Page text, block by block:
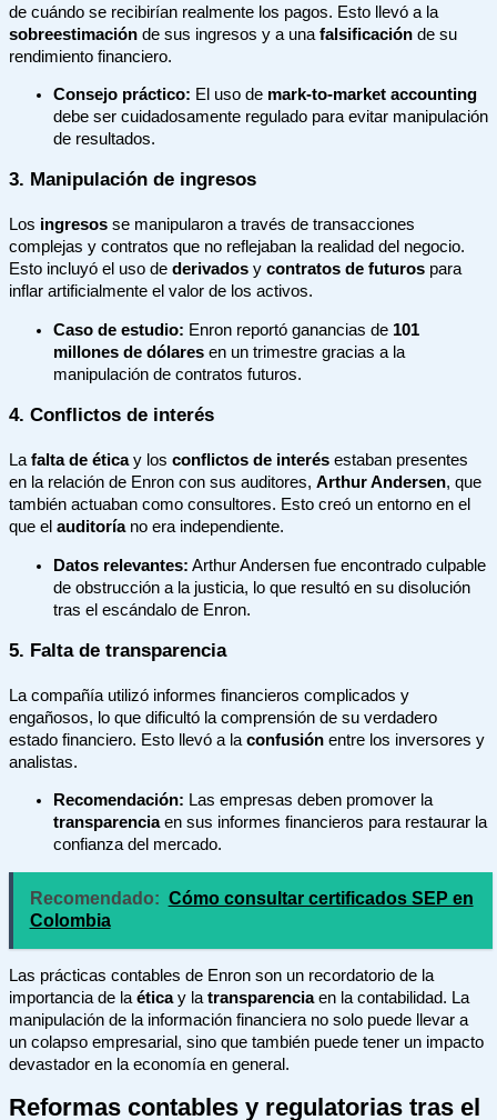
de cuándo se recibirían realmente los pagos. Esto llevó a la
sobreestimación de sus ingresos y a una falsificación de su
rendimiento financiero.
Consejo práctico: El uso de mark-to-market accounting
debe ser cuidadosamente regulado para evitar manipulación
de resultados.
3. Manipulación de ingresos
Los ingresos se manipularon a través de transacciones
complejas y contratos que no reflejaban la realidad del negocio.
Esto incluyó el uso de derivados y contratos de futuros para
inflar artificialmente el valor de los activos.
Caso de estudio: Enron reportó ganancias de 101
millones de dólares en un trimestre gracias a la
manipulación de contratos futuros.
4. Conflictos de interés
La falta de éticay los conflictos de interés estaban presentes
en la relación de Enron con sus auditores, Arthur Andersen, que
también actuaban como consultores. Esto creó un entorno en el
que el auditoríano era independiente.
Datos relevantes: Arthur Andersen fue encontrado culpable
de obstrucción a la justicia, lo que resultó en su disolución
tras el escándalo de Enron.
5. Falta de transparencia
La compañía utilizó informes financieros complicados y
engañosos, lo que dificultó la comprensión de su verdadero
estado financiero. Esto llevó a la confusión entre los inversores y
analistas.
Recomendación: Las empresas deben promover la
transparenciaen sus informes financieros para restaurar la
confianza del mercado.
Recomendado: Cómo consultar certificados SEP en
Colombia
Las prácticas contables de Enron son un recordatorio de la
importancia de laéticay latransparenciaen la contabilidad. La
manipulación de la información financiera no solo puede llevar a
un colapso empresarial, sino que también puede tener un impacto
devastador en la economía en general.
Reformas contables y regulatorias tras el